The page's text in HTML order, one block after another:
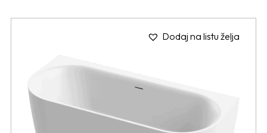
Dodaj na listu želja